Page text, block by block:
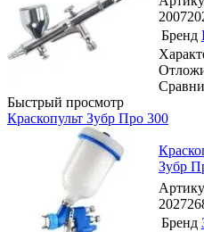
Быстрый просмотр
Бренд
Краскопульт Зубр Про 300
Зубр
Бренд